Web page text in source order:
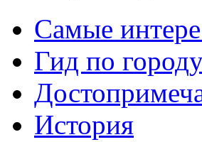
Самые
Гид по
История